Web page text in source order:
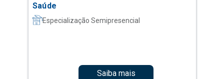
Saúde
Especialização Semipresencial
Saiba mais